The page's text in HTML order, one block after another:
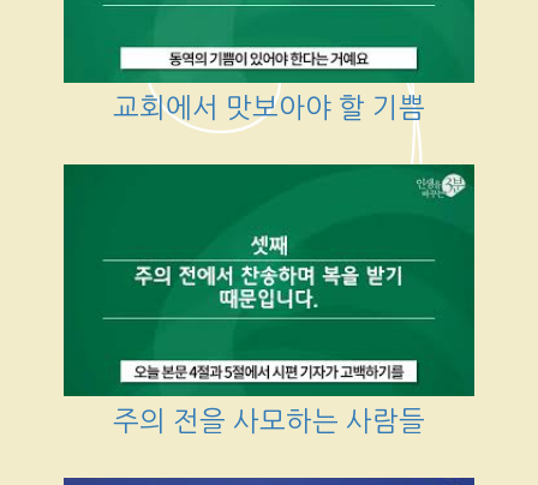
교회에서 맛보아야 할 기쁨
주의 전을 사모하는 사람들